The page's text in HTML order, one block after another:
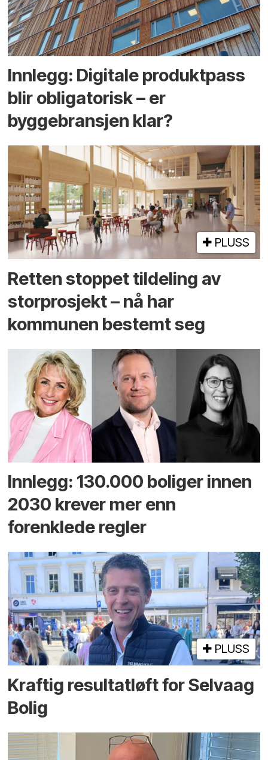
Innlegg: Digitale produktpass
blir obligatorisk – er
byggebransjen klar?
PLUSS
Retten stoppet tildeling av
storprosjekt – nå har
kommunen bestemt seg
Innlegg: 130.000 boliger innen
2030 krever mer enn
forenklede regler
PLUSS
Kraftig resultatløft for Selvaag
Bolig